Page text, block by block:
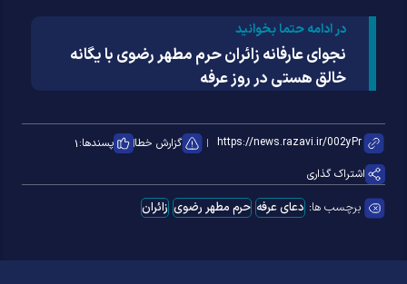
در ادامه حتما بخوانید
نجوای عارفانه زائران حرم مطهر رضوی با یگانه
خالق هستی در روز عرفه
گزارش خطا پسندها: ۱
اشتراک گذاری
برچسب ها: دعای عرفه حرم مطهر رضوی زائران